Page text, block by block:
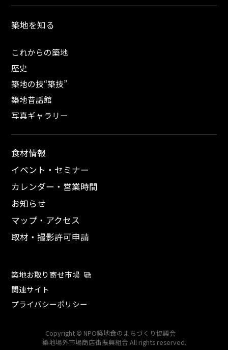
築地を知る
これからの築地
歴史
築地の技“築技”
築地昔話館
写真ギャラリー
食材情報
イベント・セミナー
カレンダー・営業時間
お知らせ
マップ・アクセス
取材・撮影許可申請
築地お取り寄せ市場
関連サイト
プライバシーポリシー
Copyright © NPO築地食のまちづくり協議会
築地場外市場商店街振興組合 All rights reserved.